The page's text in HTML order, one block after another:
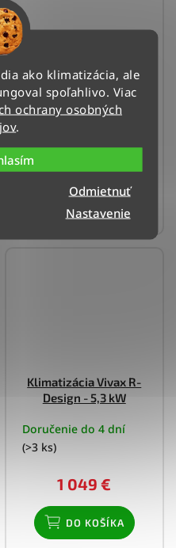
ako klimatizácia, ale
spoľahlivo. Viac
ochrany osobných
.
Nastavenie
Odmietnuť
(strieborná)
Doručenie do 4 dní
(>3 ks)
DO KOŠÍKA
Klimatizácia Vivax R-
Design - 5,3 kW
Doručenie do 4 dní
(>3 ks)
1 049 €
DO KOŠÍKA